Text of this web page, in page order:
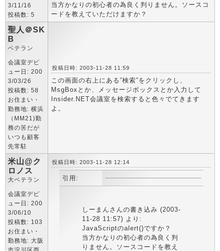
3/11/16
投稿数: 5
当方かなりの初心者の為良く判りません。ソースコ
ードを教えていただけますか？
聖人＠SK
B
ベテラン
会議室デビ
ュー日: 200
3/03/26
投稿数: 58
お住まい・
勤務地: 横浜
（MM21)勤
務の筈だが
いつも顧客
先常駐
投稿日時: 2003-11-28 11:59
この画面の右上にある”検索”をクリックし、
MsgBoxとか、メッセージボックスとか入力して
Insider.NET会議室を検索すると色々でてきます
よ。
米山@ク
ロノス
大ベテラン
会議室デビ
ュー日: 200
3/06/10
投稿数: 103
お住まい・
勤務地: 大阪
投稿日時: 2003-11-28 12:14
引用:
しーまんさんの書き込み (2003-
11-28 11:57) より:
JavaScriptのalert()ですか？
当方かなりの初心者の為良く判
りません。ソースコードを教え